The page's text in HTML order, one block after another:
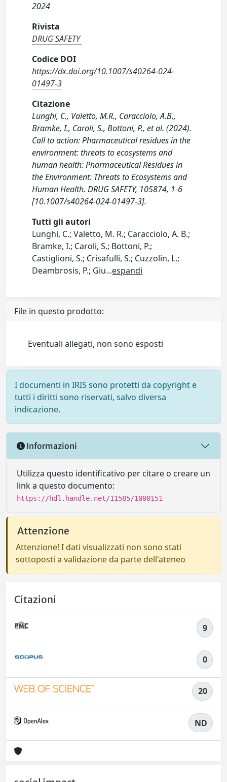
2024
Rivista
DRUG SAFETY
Codice DOI
https://dx.doi.org/10.1007/s40264-024-
01497-3
Citazione
Lunghi, C., Valetto, M.R., Caracciolo, A.B.,
Bramke, I., Caroli, S., Bottoni, P., et al. (2024).
Call to action: Pharmaceutical residues in the
environment: threats to ecosystems and
human health: Pharmaceutical Residues in
the Environment: Threats to Ecosystems and
Human Health. DRUG SAFETY, 105874, 1-6
[10.1007/s40264-024-01497-3].
Tutti gli autori
Lunghi, C.; Valetto, M. R.; Caracciolo, A. B.;
Bramke, I.; Caroli, S.; Bottoni, P.;
Castiglioni, S.; Crisafulli, S.; Cuzzolin, L.;
Deambrosis, P.; Giu...espandi
File in questo prodotto:
Eventuali allegati, non sono esposti
I documenti in IRIS sono protetti da copyright e
tutti i diritti sono riservati, salvo diversa
indicazione.
Informazioni
Utilizza questo identificativo per citare o creare un
link a questo documento:
https://hdl.handle.net/11585/1000151
Attenzione
Attenzione! I dati visualizzati non sono stati
sottoposti a validazione da parte dell'ateneo
Citazioni
9
0
20
ND